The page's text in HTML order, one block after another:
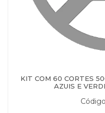
KIT COM 60 CORTES
AZUIS E